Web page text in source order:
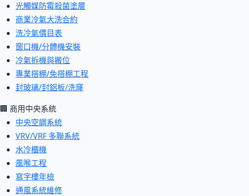
光觸媒防霉殺菌塗層
商業冷氣大洗合約
洗冷氣價目表
窗口機/分體機安裝
冷氣拆機與搬位
專業搭棚/免搭棚工程
封玻璃/封鋁板/洗窿
🏢 商用中央系統
中央空調系統
VRV/VRF 多聯系統
水冷櫃機
風喉工程
寫字樓年檢
通風系統維修